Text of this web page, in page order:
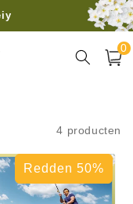
40€ 0
4 producten
Redden 50%